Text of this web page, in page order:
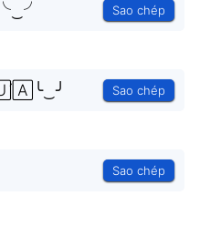
Sao chép
Sao chép
Sao chép